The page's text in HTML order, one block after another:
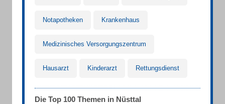
Notapotheken Krankenhaus
Medizinisches Versorgungszentrum
Hausarzt Kinderarzt Rettungsdienst
Die Top 100 Themen in Nüsttal